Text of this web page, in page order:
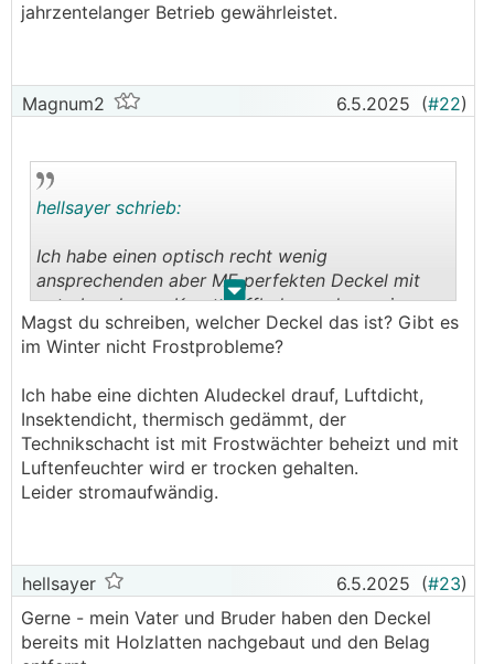
jahrzentelanger Betrieb gewährleistet.
Magnum2 6.5.2025 (#22)
. .
hellsayer schrieb:
Ich habe einen optisch recht wenig
ansprechenden aber ME perfekten Deckel mit
unterbrochenen Kunststoffbahnen, den es in
mehreren Farben gibt. Der Schacht ist immer
trocken und gut belüftet, schimmeln tut da nix
Magst du schreiben, welcher Deckel das ist? Gibt es
im Winter nicht Frostprobleme?
Ich habe eine dichten Aludeckel drauf, Luftdicht,
Insektendicht, thermisch gedämmt, der
Technikschacht ist mit Frostwächter beheizt und mit
Luftenfeuchter wird er trocken gehalten.
Leider stromaufwändig.
hellsayer 6.5.2025 (#23)
Gerne - mein Vater und Bruder haben den Deckel
bereits mit Holzlatten nachgebaut und den Belag